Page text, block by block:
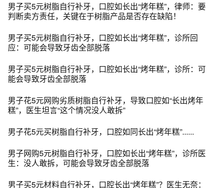
男子买5元树脂自行补牙，口腔如长出“烤年糕”，律师：要
判断卖方责任，关键在于树脂产品是否存在缺陷！
男子买5元树脂自行补牙，口腔如长出“烤年糕”，诊所回
应：可能会导致牙齿全部脱落
男子买5元树脂自行补牙，口腔如长出“烤年糕”，诊所：可
能会导致牙齿全部脱落
男子花5元网购劣质树脂自行补牙，导致口腔如“长出烤年
糕”，医生坦言“这个情况没人敢拆”
男子花5元买树脂自行补牙，口腔如同长出“烤年糕”......
男子网购5元树脂自行补牙，口腔如长出“烤年糕”，诊所医
生：没人敢拆，可能会导致牙齿全部脱落
男子买5元材料自行补牙，口腔长出“烤年糕”？医生无奈：